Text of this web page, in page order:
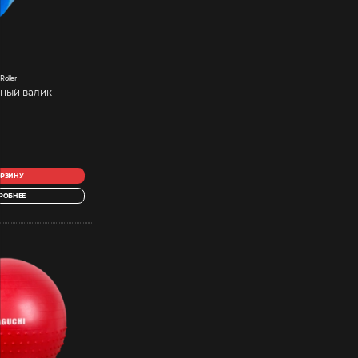
валик